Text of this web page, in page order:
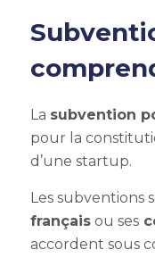
La subvention
pour la
d’une startup.
Les subventions
françaisou ses
accordent sous